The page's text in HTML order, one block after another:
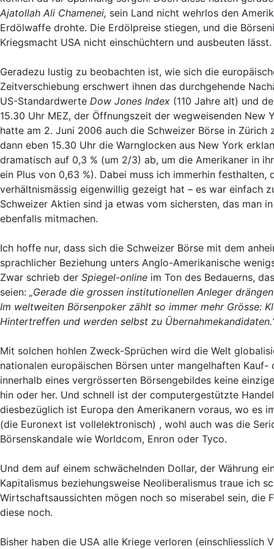
Ajatollah Ali Chamenei, sein Land nicht wehrlos den
Erdölwaffe drohte. Die Erdölpreise stiegen, und die
Kriegsmacht USA nicht einschüchtern und ausbeuten lässt.
Geradezu lustig zu beobachten ist, wie sich die
Zeitverschiebung erschwert ihnen das durchgehende
US-Standardwerte Dow Jones Index (110 Jahre alt) und
15.30 Uhr MEZ, der Öffnungszeit der wegweisenden New
hatte am 2. Juni 2006 auch die Schweizer Börse in Zürich
dann eben 15.30 Uhr die Warnglocken aus New York
dramatisch auf 0,3 % (um 2/3) ab, um die Amerikaner in
ein Plus von 0,63 %). Dabei muss ich immerhin
verhältnismässig eigenwillig gezeigt hat – es war einfach
Schweizer Aktien sind ja etwas vom sichersten, das man
ebenfalls mitmachen.
Ich hoffe nur, dass sich die Schweizer Börse mit dem
sprachlicher Beziehung unters Anglo-Amerikanische
Zwar schrieb der Spiegel-online im Ton des Bedauerns,
seien: „Gerade die grossen institutionellen Anleger
Im weltweiten Börsenpoker zählt so immer mehr Grösse:
Hintertreffen und werden selbst zu
Mit solchen hohlen Zweck-Sprüchen wird die Welt
nationalen europäischen Börsen unter mangelhaften
innerhalb eines vergrösserten Börsengebildes keine
hin oder her. Und schnell ist der computergestützte
diesbezüglich ist Europa den Amerikanern voraus, wo es
(die Euronext ist vollelektronisch) , wohl auch was die
Börsenskandale wie Worldcom, Enron oder Tyco.
Und dem auf einem schwächelnden Dollar, der Währung
Kapitalismus beziehungsweise Neoliberalismus traue ich
Wirtschaftsaussichten mögen noch so miserabel sein,
diese noch.
Bisher haben die USA alle Kriege verloren